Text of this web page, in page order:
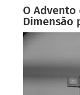
O Advento
Dimensão